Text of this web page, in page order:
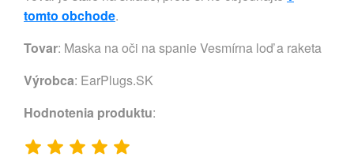
tomto obchode.
Tovar: Maska na oči na spanie Vesmírna loď a raketa
Výrobca: EarPlugs.SK
Hodnotenia produktu: